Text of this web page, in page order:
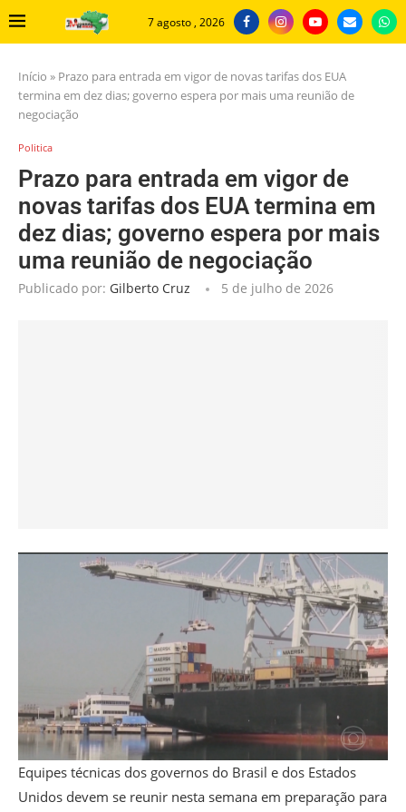
7 agosto , 2026
Início » Prazo para entrada em vigor de novas tarifas dos EUA
termina em dez dias; governo espera por mais uma reunião de
negociação
Politica
Prazo para entrada em vigor de
novas tarifas dos EUA termina em
dez dias; governo espera por mais
uma reunião de negociação
Publicado por: Gilberto Cruz 5 de julho de 2026
Equipes técnicas dos governos do Brasil e dos Estados
Unidos devem se reunir nesta semana em preparação para